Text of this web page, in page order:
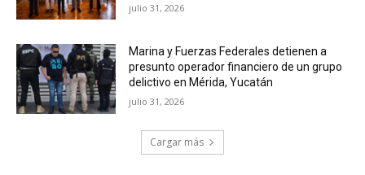
julio 31, 2026
Marina y Fuerzas Federales detienen a
presunto operador financiero de un grupo
delictivo en Mérida, Yucatán
julio 31, 2026
Cargar más